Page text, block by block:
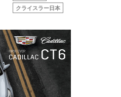
クライスラー日本